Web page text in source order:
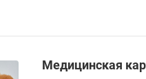
Медицинская